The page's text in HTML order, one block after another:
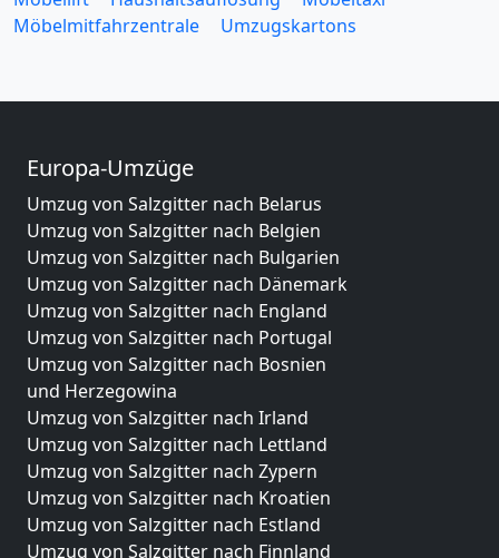
Möbelmitfahrzentrale
Umzugskartons
Europa-Umzüge
Umzug von Salzgitter nach Belarus
Umzug von Salzgitter nach Belgien
Umzug von Salzgitter nach Bulgarien
Umzug von Salzgitter nach Dänemark
Umzug von Salzgitter nach England
Umzug von Salzgitter nach Portugal
Umzug von Salzgitter nach Bosnien
und Herzegowina
Umzug von Salzgitter nach Irland
Umzug von Salzgitter nach Lettland
Umzug von Salzgitter nach Zypern
Umzug von Salzgitter nach Kroatien
Umzug von Salzgitter nach Estland
Umzug von Salzgitter nach Finnland